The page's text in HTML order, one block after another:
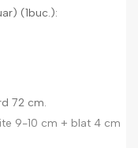
(1buc.):
72 cm.
9-10 cm + blat 4 cm